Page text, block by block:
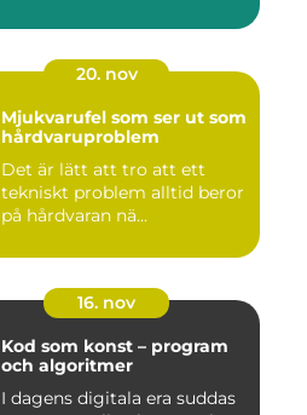
20. nov
Mjukvarufel som ser ut som
hårdvaruproblem
Det är lätt att tro att ett
tekniskt problem alltid beror
på hårdvaran nä...
16. nov
Kod som konst – program
och algoritmer
I dagens digitala era suddas